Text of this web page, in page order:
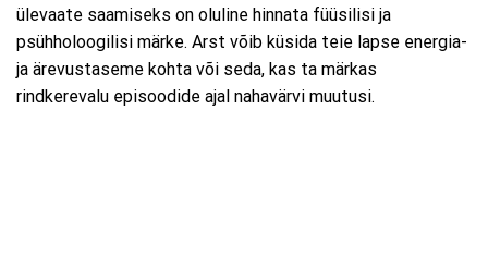
ülevaate saamiseks on oluline hinnata füüsilisi ja
psühholoogilisi märke. Arst võib küsida teie lapse energia-
ja ärevustaseme kohta või seda, kas ta märkas
rindkerevalu episoodide ajal nahavärvi muutusi.